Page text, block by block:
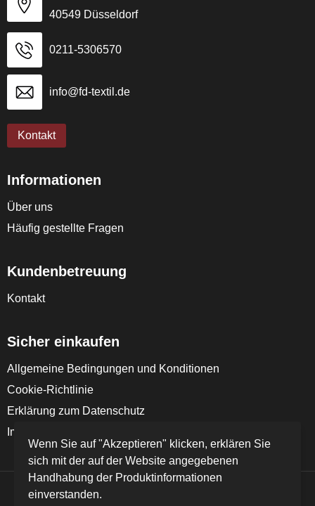
40549 Düsseldorf
0211-5306570
info@fd-textil.de
Kontakt
Informationen
Über uns
Häufig gestellte Fragen
Kundenbetreuung
Kontakt
Sicher einkaufen
Allgemeine Bedingungen und Konditionen
Cookie-Richtlinie
Erklärung zum Datenschutz
Impressum
© Copyright FD Textil GmbH & Co. KG 2024
Wenn Sie auf "Akzeptieren" klicken, erklären Sie
sich mit der auf der Website angegebenen
Handhabung der Produktinformationen
einverstanden.